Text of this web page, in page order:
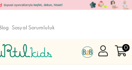
Blog Sosyal Sorumluluk
0